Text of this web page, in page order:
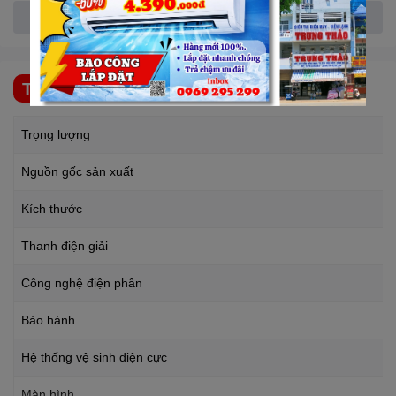
nguồn nước riêng biệt để phù hợp với từng nhu cầu và mục đích
sử dụng trong sinh hoạt thường ngày. 8 chế độ nước riêng biệt
phục vụ tất cả nhu cầu sử dụng:
Alkaline 5 (Nước kiềm mạnh) pH~10.5: Giúp rửa sạch rau
củ và hoa quả, tách thuốc trừ sâu bám trên bề mặt, giảm
mùi tanh khi rửa cá và hải sản.
uống rượu bia), pha cafe, pha trà và hỗ trợ điều trị bệnh.
ngũ cốc, nấu mì,...
Alkaline 2 pH~8: Nước uống ổn định (Được khuyến cáo
Alkaline 1 pH~7.5: Nước uống cho người mới bắt đầu làm
Purify (Nước tinh khiết/Nước trung tính) pH~7: Uống thuốc
tây, pha sữa cho em bé.
đánh răng, dưỡng da mặt, gội đầu và điều trị nấm da.
Xem thêm
THÔNG SỐ KỸ THUẬT
Trọng lượng
Nguồn gốc sản xuất
Kích thước
Thanh điện giải
Công nghệ điện phân
Bảo hành
Hệ thống vệ sinh điện cực